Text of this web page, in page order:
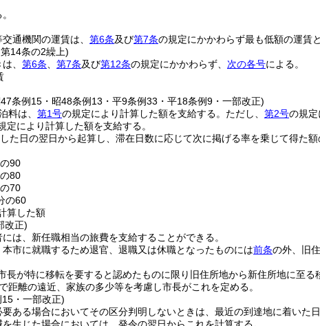
通機関の運賃は、 第6条及び第7条の規定にかかわらず最も低額の運賃と
14条の2繰上)
、 第6条 第7条及び第12条の規定にかかわらず、 次の各号による。
条例15・昭48条例13・平9条例33・平18条例9・一部改正)
料は、 第1号の規定により計算した額を支給する。 ただし、 第2号の規
定により計算した額を支給する。
た日の翌日から起算し、滞在日数に応じて次に掲げる率を乗じて得た
90
80
70
の60
算した額
改正)
は、新任職相当の旅費を支給することができる。
市に就職するため退官、退職又は休職となったものには前条の外、旧
が特に移転を要すると認めたものに限り旧住所地から新住所地に至る
距離の遠近、家族の多少等を考慮し市長がこれを定める。
・一部改正)
ある場合においてその区分判明しないときは、最近の到達地に着いた